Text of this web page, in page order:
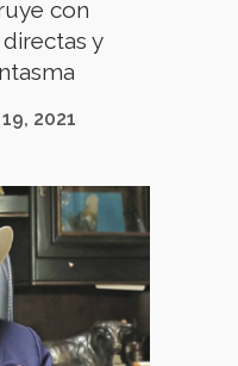
con
y
2021